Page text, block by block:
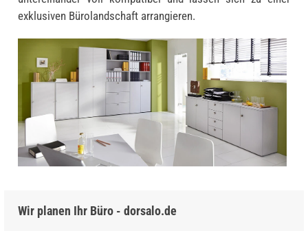
exklusiven Bürolandschaft arrangieren.
Wir planen Ihr Büro - dorsalo.de